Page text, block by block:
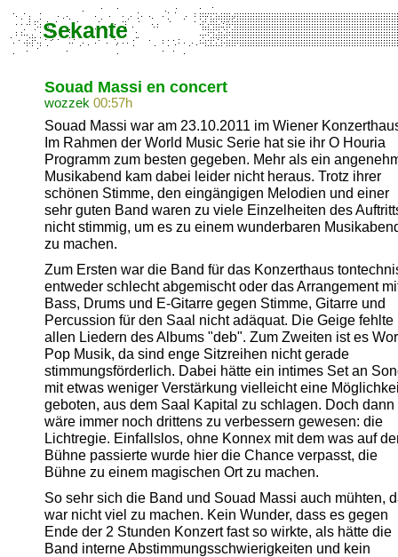
Sekante
Souad Massi en concert
wozzek 00:57h
Souad Massi war am 23.10.2011 im Wiener
Im Rahmen der World Music Serie hat sie ihr O Houria
Programm zum besten gegeben. Mehr als ein
Musikabend kam dabei leider nicht heraus. Trotz ihrer
schönen Stimme, den eingängigen Melodien und einer
sehr guten Band waren zu viele Einzelheiten des
nicht stimmig, um es zu einem wunderbaren
zu machen.
Zum Ersten war die Band für das Konzerthaus
entweder schlecht abgemischt oder das Arrangement
Bass, Drums und E-Gitarre gegen Stimme, Gitarre und
Percussion für den Saal nicht adäquat. Die Geige fehlte
allen Liedern des Albums "deb". Zum Zweiten ist es
Pop Musik, da sind enge Sitzreihen nicht gerade
stimmungsförderlich. Dabei hätte ein intimes Set an
mit etwas weniger Verstärkung vielleicht eine
geboten, aus dem Saal Kapital zu schlagen. Doch dann
wäre immer noch drittens zu verbessern gewesen: die
Lichtregie. Einfallslos, ohne Konnex mit dem was auf
Bühne passierte wurde hier die Chance verpasst, die
Bühne zu einem magischen Ort zu machen.
So sehr sich die Band und Souad Massi auch mühten,
war nicht viel zu machen. Kein Wunder, dass es gegen
Ende der 2 Stunden Konzert fast so wirkte, als hätte die
Band interne Abstimmungsschwierigkeiten und kein